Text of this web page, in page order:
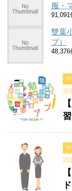
服・
91,091
雙葉
プ）
48,376
中
中